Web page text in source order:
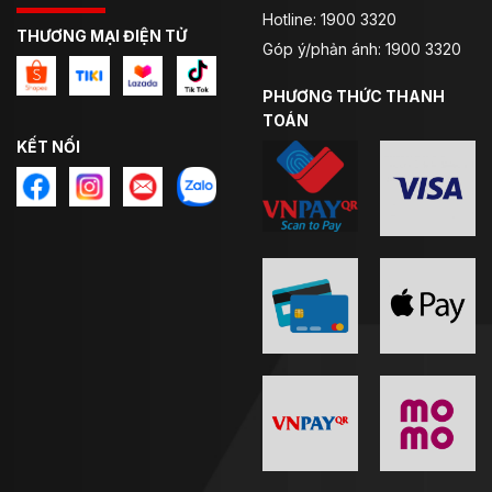
cao mà không làm biến dạng hình ảnh, mang lại độ rõ
nét cao nhất.Ngoài ra kính chắn còn có khả năng
chống tia cực tím, hạn chế mài mòn nhờlớp phủ làm
cứng bề mặt kính
THƯƠNG MẠI ĐIỆN TỬ
KẾT NỐI
Hotline: 1900 3320
Góp ý/phản ánh: 1900 3320
PHƯƠNG THỨC THANH
TOÁN